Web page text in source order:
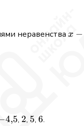
неравенстваx -
x −
4{,}5
4,5, 2
2, 5
5, 6
6.